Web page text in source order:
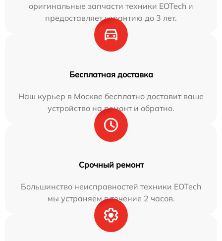
оригинальные запчасти техники EOTech и
предоставляет гарантию до 3 лет.
Бесплатная доставка
Наш курьер в Москве бесплатно доставит ваше
устройство на ремонт и обратно.
Срочный ремонт
Большинство неисправностей техники EOTech
мы устраняем в течение 2 часов.